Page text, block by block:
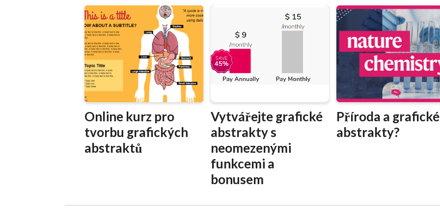
Online kurz pro
tvorbu grafických
abstraktů
Vytvářejte grafické
abstrakty s
neomezenými
funkcemi a
bonusem
Příroda a grafické
abstrakty?